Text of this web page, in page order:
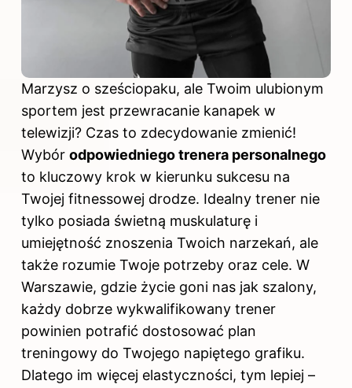
Marzysz o sześciopaku, ale Twoim ulubionym
sportem jest przewracanie kanapek w
telewizji? Czas to zdecydowanie zmienić!
Wybór odpowiedniego trenera personalnego
to kluczowy krok w kierunku sukcesu na
Twojej fitnessowej drodze. Idealny trener nie
tylko posiada świetną muskulaturę i
umiejętność znoszenia Twoich narzekań, ale
także rozumie Twoje potrzeby oraz cele. W
Warszawie, gdzie życie goni nas jak szalony,
każdy dobrze wykwalifikowany trener
powinien potrafić dostosować plan
treningowy do Twojego napiętego grafiku.
Dlatego im więcej elastyczności, tym lepiej –